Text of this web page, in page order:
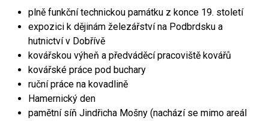
plně funkční technickou památku z konce 19. století
expozici k dějinám železářství na Podbrdsku a
hutnictví v Dobřívě
kovářskou výheň a předváděcí pracoviště kovářů
kovářské práce pod buchary
ruční práce na kovadlině
Hamernický den
pamětní síň Jindřicha Mošny (nachází se mimo areál